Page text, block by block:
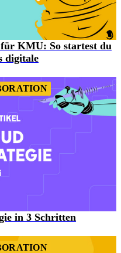
KMU: So startest du
digitale
in 3 Schritten